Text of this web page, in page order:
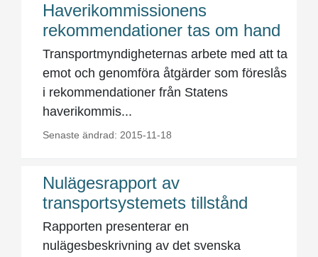
Haverikommissionens
rekommendationer tas om hand
Transportmyndigheternas arbete med att ta
emot och genomföra åtgärder som föreslås
i rekommendationer från Statens
haverikommis...
Senaste ändrad: 2015-11-18
Nulägesrapport av
transportsystemets tillstånd
Rapporten presenterar en
nulägesbeskrivning av det svenska